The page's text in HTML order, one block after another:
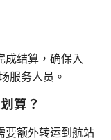
成结算，确保入
服务人员。
算？
要额外转运到航站